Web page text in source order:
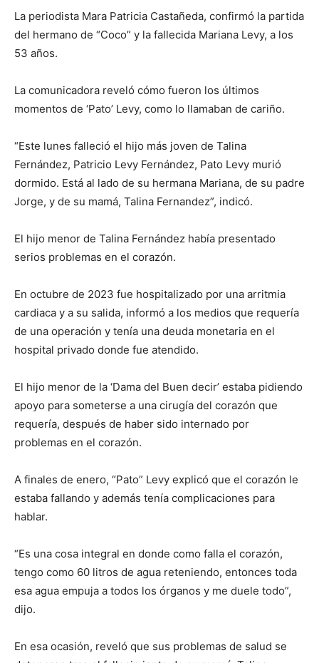
La periodista Mara Patricia Castañeda, confirmó la partida
del hermano de “Coco” y la fallecida Mariana Levy, a los
53 años.
La comunicadora reveló cómo fueron los últimos
momentos de ‘Pato’ Levy, como lo llamaban de cariño.
“Este lunes falleció el hijo más joven de Talina
Fernández, Patricio Levy Fernández, Pato Levy murió
dormido. Está al lado de su hermana Mariana, de su padre
Jorge, y de su mamá, Talina Fernandez”, indicó.
El hijo menor de Talina Fernández había presentado
serios problemas en el corazón.
En octubre de 2023 fue hospitalizado por una arritmia
cardiaca y a su salida, informó a los medios que requería
de una operación y tenía una deuda monetaria en el
hospital privado donde fue atendido.
El hijo menor de la ‘Dama del Buen decir’ estaba pidiendo
apoyo para someterse a una cirugía del corazón que
requería, después de haber sido internado por
problemas en el corazón.
A finales de enero, “Pato” Levy explicó que el corazón le
estaba fallando y además tenía complicaciones para
hablar.
“Es una cosa integral en donde como falla el corazón,
tengo como 60 litros de agua reteniendo, entonces toda
esa agua empuja a todos los órganos y me duele todo”,
dijo.
En esa ocasión, reveló que sus problemas de salud se